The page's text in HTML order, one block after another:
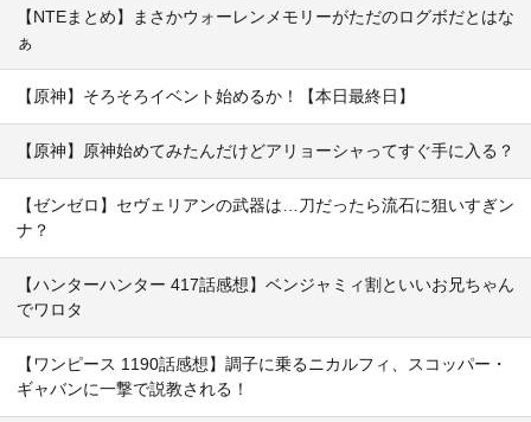
【NTEまとめ】まさかウォーレンメモリーがただのログボだとはな
ぁ
【原神】そろそろイベント始めるか！【本日最終日】
【原神】原神始めてみたんだけどアリョーシャってすぐ手に入る？
【ゼンゼロ】セヴェリアンの武器は…刀だったら流石に狙いすぎン
ナ？
【ハンターハンター 417話感想】ベンジャミィ割といいお兄ちゃん
でワロタ
【ワンピース 1190話感想】調子に乗るニカルフィ、スコッパー・
ギャバンに一撃で説教される！